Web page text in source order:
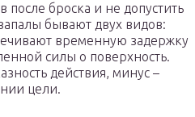
броска и не допустить
бывают двух видов:
временную задержку
силы о поверхность.
действия, минус –
цели.